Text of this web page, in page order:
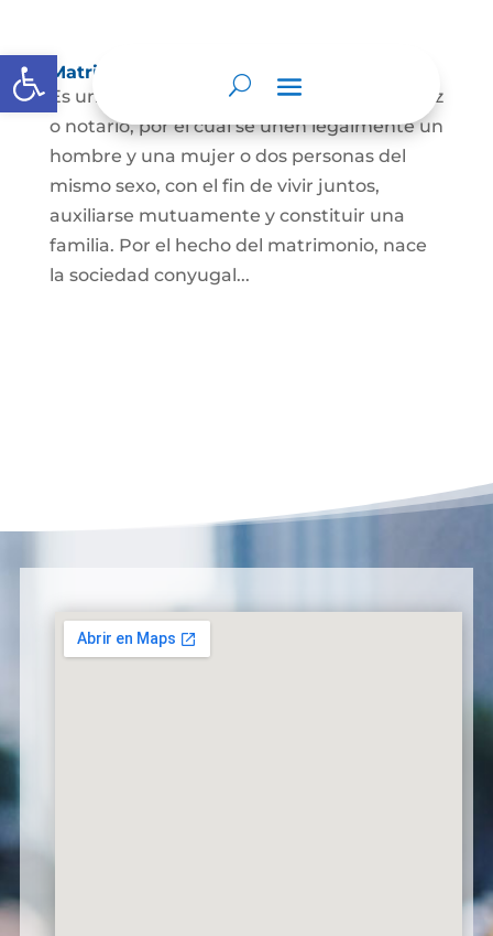
Abrir barra de herramientas
Matrimonio Civil
Es un contrato solemne celebrado ante juez
o notario, por el cual se unen legalmente un
hombre y una mujer o dos personas del
mismo sexo, con el fin de vivir juntos,
auxiliarse mutuamente y constituir una
familia. Por el hecho del matrimonio, nace
la sociedad conyugal...